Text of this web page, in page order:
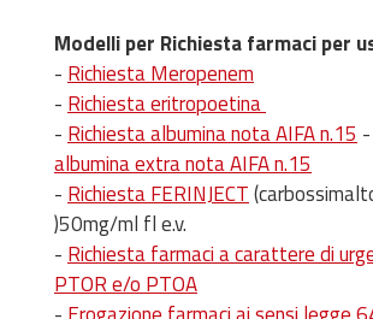
Modelli per Richiesta farmaci per
- Richiesta Meropenem
- Richiesta eritropoetina
- Richiesta albumina nota AIFA n.15 -
albumina extra nota AIFA n.15
- Richiesta FERINJECT
)50mg/ml fl e.v.
- Richiesta farmaci a carattere di
PTOR e/o PTOA